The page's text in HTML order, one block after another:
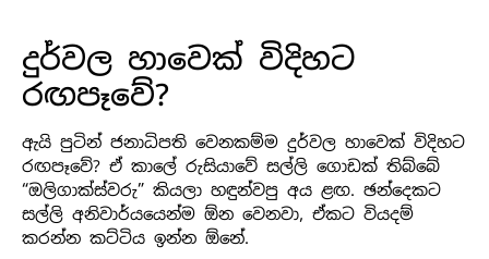
දුර්වල හාවෙක් විදිහට
රඟපෑවේ?
ඇයි පුටින් ජනාධිපති වෙනකම්ම දුර්වල හාවෙක් විදිහට
රඟපෑවේ? ඒ කාලේ රුසියාවේ සල්ලි ගොඩක් තිබ්බේ
“ඔලිගාක්ස්වරු” කියලා හඳුන්වපු අය ළඟ. ඡන්දෙකට
සල්ලි අනිවාර්යයෙන්ම ඕන වෙනවා, ඒකට වියදම්
කරන්න කට්ටිය ඉන්න ඕනේ.